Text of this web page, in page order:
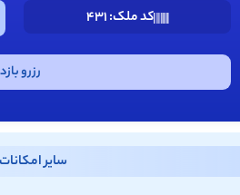
کد ملک: 431
رزرو
سایر